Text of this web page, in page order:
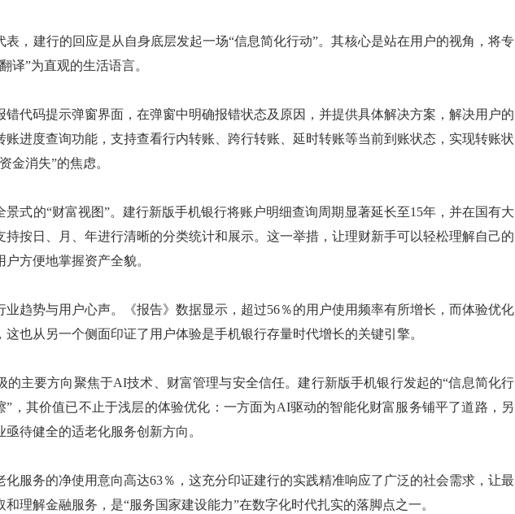
表，建行的回应是从自身底层发起一场“信息简化行动”。其核心是站在用户的视角，将专
译”为直观的生活语言。
错代码提示弹窗界面，在弹窗中明确报错状态及原因，并提供具体解决方案，解决用户的
账进度查询功能，支持查看行内转账、跨行转账、延时转账等当前到账状态，实现转账状
金消失”的焦虑。
景式的“财富视图”。建行新版手机银行将账户明细查询周期显著延长至15年，并在国有大
持按日、月、年进行清晰的分类统计和展示。这一举措，让理财新手可以轻松理解自己的
方便地掌握资产全貌。
业趋势与用户心声。《报告》数据显示，超过56％的用户使用频率有所增长，而体验优化
也从另一个侧面印证了用户体验是手机银行存量时代增长的关键引擎。
的主要方向聚焦于AI技术、财富管理与安全信任。建行新版手机银行发起的“信息简化行
”，其价值已不止于浅层的体验优化：一方面为AI驱动的智能化财富服务铺平了道路，另
待健全的适老化服务创新方向。
化服务的净使用意向高达63％，这充分印证建行的实践精准响应了广泛的社会需求，让最
理解金融服务，是“服务国家建设能力”在数字化时代扎实的落脚点之一。